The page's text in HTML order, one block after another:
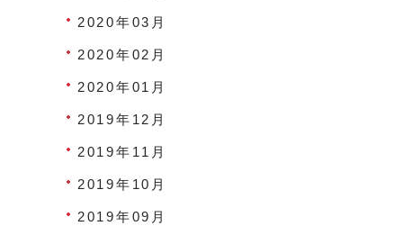
2020年03月
2020年02月
2020年01月
2019年12月
2019年11月
2019年10月
2019年09月